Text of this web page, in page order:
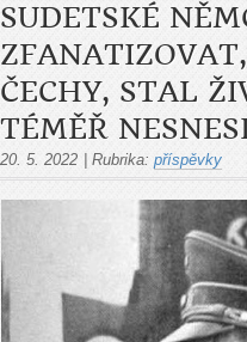
SUDETSKÉ
ČECHY, STAL
TÉMĚŘ
20. 5. 2022 Rubrika: příspěvky